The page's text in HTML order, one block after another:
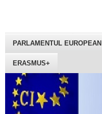
PARLAMENTUL EUROPEAN
ERASMUS+